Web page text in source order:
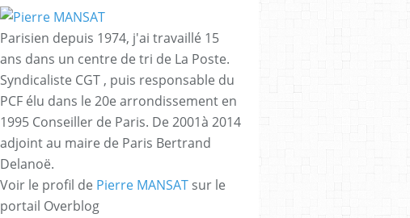
Parisien depuis 1974, j'ai travaillé 15
ans dans un centre de tri de La Poste.
Syndicaliste CGT , puis responsable du
PCF élu dans le 20e arrondissement en
1995 Conseiller de Paris. De 2001à 2014
adjoint au maire de Paris Bertrand
Delanoë.
Voir le profil de Pierre MANSAT sur le
portail Overblog